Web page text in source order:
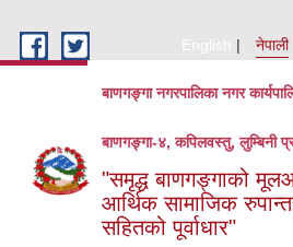
English
नेपाली
बाणगङ्गा नगरपालिका नगर
बाणगङ्गा-४, कपिलवस्तु, लुम्बिनी
"समृद्ध बाणगङ्गाको
आर्थिक सामाजिक
सहितको पूर्वाधार"